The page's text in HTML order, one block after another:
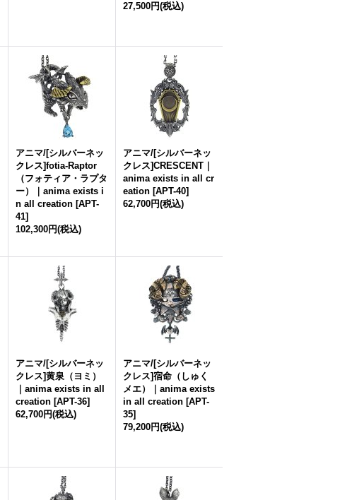
27,500円(税込)
アニマ/[シルバーネッ
クレス]fotia-Raptor
（フォティア・ラプタ
ー）｜anima exists i
n all creation [APT-
41]
102,300円(税込)
アニマ/[シルバーネッ
クレス]CRESCENT｜
anima exists in all cr
eation [APT-40]
62,700円(税込)
アニマ/[シルバーネッ
クレス]黄泉（ヨミ）
｜anima exists in all
creation [APT-36]
62,700円(税込)
アニマ/[シルバーネッ
クレス]宿命（しゅく
メエ）｜anima exists
in all creation [APT-
35]
79,200円(税込)